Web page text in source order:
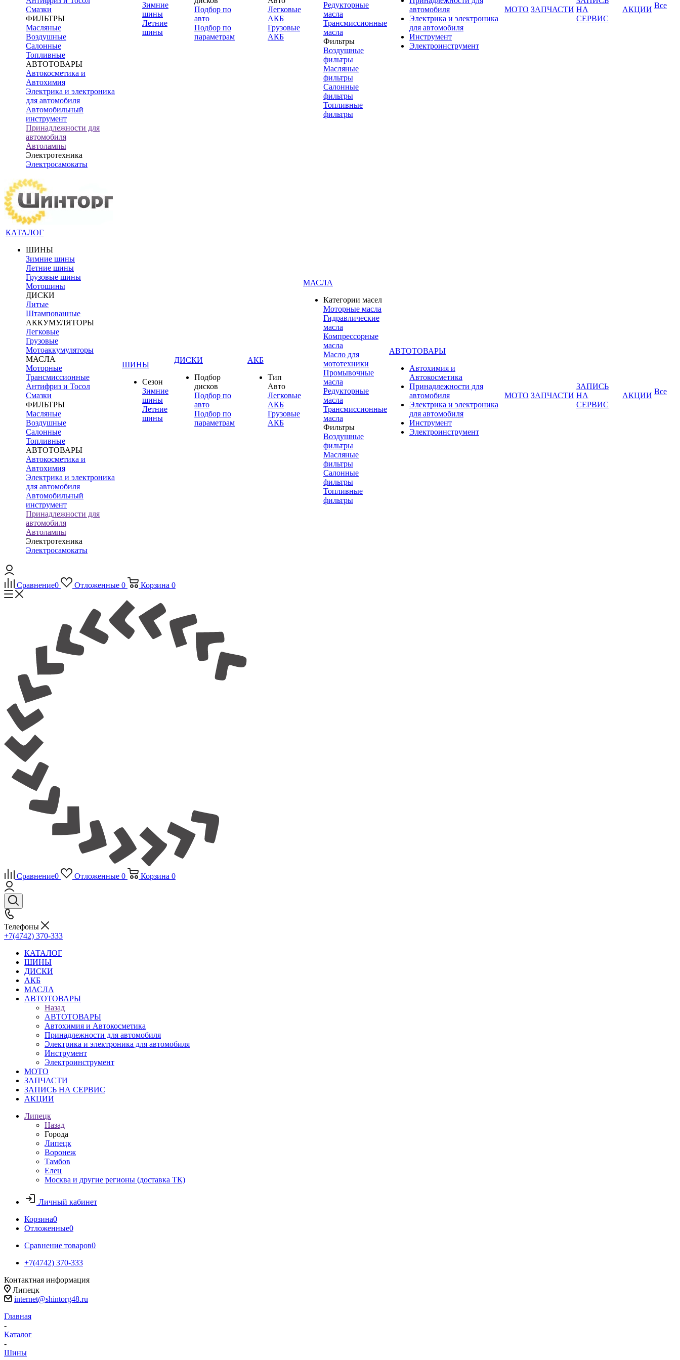
Смазки
ФИЛЬТРЫ
Масляные
Воздушные
Салонные
Топливные
АВТОТОВАРЫ
Автокосметика и
Автохимия
Электрика и электроника
для автомобиля
Автомобильный
инструмент
Принадлежности для
автомобиля
Автолампы
Электротехника
Электросамокаты
Зимние
шины
Летние
шины
Подбор по
авто
Подбор по
параметрам
Легковые
АКБ
Грузовые
АКБ
Редукторные
масла
Трансмиссионные
масла
Фильтры
Воздушные
фильтры
Масляные
фильтры
Салонные
фильтры
Топливные
фильтры
автомобиля
Электрика и электроника
для автомобиля
Инструмент
Электроинструмент
МОТО ЗАПЧАСТИ НА
СЕРВИС
АКЦИИ Все
КАТАЛОГ
ШИНЫ
Зимние шины
Летние шины
Грузовые шины
Мотошины
ДИСКИ
Литые
Штампованные
АККУМУЛЯТОРЫ
Легковые
Грузовые
Мотоаккумуляторы
МАСЛА
Моторные
Трансмиссионные
Антифриз и Тосол
Смазки
ФИЛЬТРЫ
Масляные
Воздушные
Салонные
Топливные
АВТОТОВАРЫ
Автокосметика и
Автохимия
Электрика и электроника
для автомобиля
Автомобильный
инструмент
Принадлежности для
автомобиля
Автолампы
Электротехника
Электросамокаты
ШИНЫ
Сезон
Зимние
шины
Летние
шины
ДИСКИ
Подбор
дисков
Подбор по
авто
Подбор по
параметрам
АКБ
Тип
Авто
Легковые
АКБ
Грузовые
АКБ
МАСЛА
Категории масел
Моторные масла
Гидравлические
масла
Компрессорные
масла
Масло для
мототехники
Промывочные
масла
Редукторные
масла
Трансмиссионные
масла
Фильтры
Воздушные
фильтры
Масляные
фильтры
Салонные
фильтры
Топливные
фильтры
АВТОТОВАРЫ
Автохимия и
Автокосметика
Принадлежности для
автомобиля
Электрика и электроника
для автомобиля
Инструмент
Электроинструмент
МОТО ЗАПЧАСТИ
ЗАПИСЬ
НА
СЕРВИС
АКЦИИ Все
Сравнение0 Отложенные 0 Корзина 0
Сравнение0 Отложенные 0 Корзина 0
Телефоны
+7(4742) 370-333
КАТАЛОГ
ШИНЫ
ДИСКИ
АКБ
МАСЛА
АВТОТОВАРЫ
Назад
АВТОТОВАРЫ
Автохимия и Автокосметика
Принадлежности для автомобиля
Электрика и электроника для автомобиля
Инструмент
Электроинструмент
МОТО
ЗАПЧАСТИ
ЗАПИСЬ НА СЕРВИС
АКЦИИ
Липецк
Назад
Города
Липецк
Воронеж
Тамбов
Елец
Москва и другие регионы (доставка ТК)
Личный кабинет
Корзина0
Отложенные0
Сравнение товаров0
+7(4742) 370-333
Контактная информация
Липецк
internet@shintorg48.ru
Главная
-
Каталог
-
Шины